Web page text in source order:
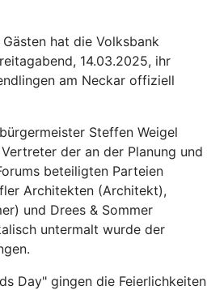
hat die Volksbank
14.03.2025, ihr
am Neckar offiziell
Steffen Weigel
der an der Planung und
beteiligten Parteien
Architekten (Architekt),
und Drees & Sommer
untermalt wurde der
Day" gingen die Feierlichkeiten